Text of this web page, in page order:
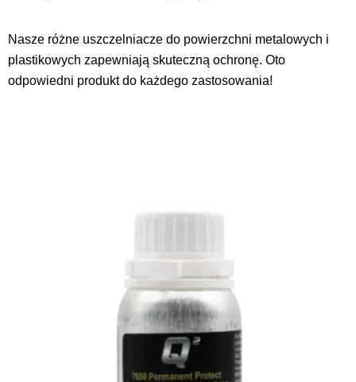
Nasze różne uszczelniacze do powierzchni metalowych i
plastikowych zapewniają skuteczną ochronę. Oto
odpowiedni produkt do każdego zastosowania!